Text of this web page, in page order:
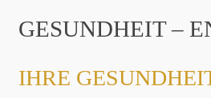
GESUNDHEIT –
IHRE